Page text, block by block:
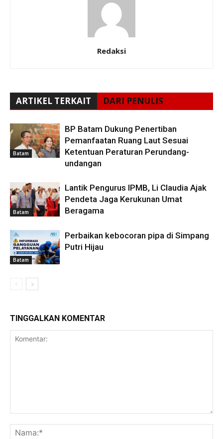
Redaksi
ARTIKEL TERKAIT DARI PENULIS
Batam
BP Batam Dukung Penertiban
Pemanfaatan Ruang Laut Sesuai
Ketentuan Peraturan Perundang-
undangan
Batam
Lantik Pengurus IPMB, Li Claudia Ajak
Pendeta Jaga Kerukunan Umat
Beragama
Batam
Perbaikan kebocoran pipa di Simpang
Putri Hijau
TINGGALKAN KOMENTAR